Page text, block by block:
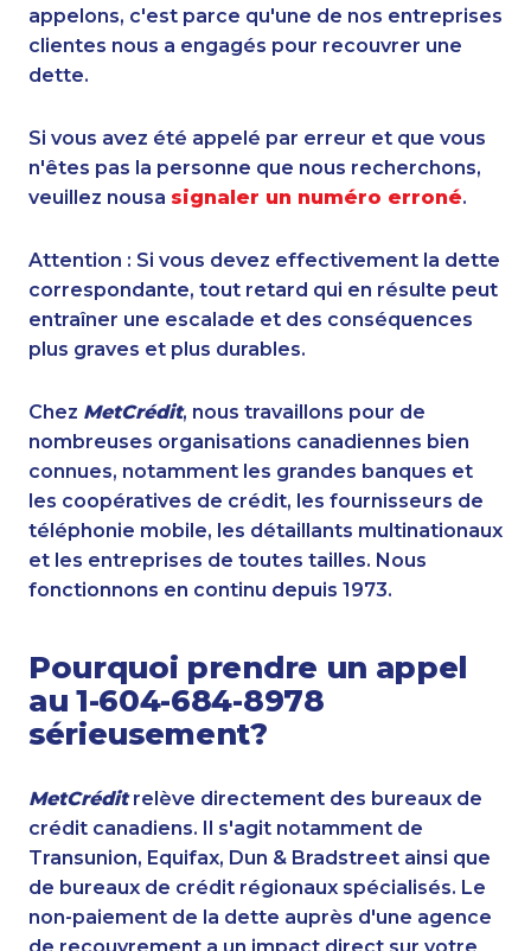
appelons, c'est parce qu'une de nos entreprises
clientes nous a engagés pour recouvrer une
dette.
Si vous avez été appelé par erreur et que vous
n'êtes pas la personne que nous recherchons,
veuillez nousa signaler un numéro erroné.
Attention : Si vous devez effectivement la dette
correspondante, tout retard qui en résulte peut
entraîner une escalade et des conséquences
plus graves et plus durables.
Chez MetCrédit, nous travaillons pour de
nombreuses organisations canadiennes bien
connues, notamment les grandes banques et
les coopératives de crédit, les fournisseurs de
téléphonie mobile, les détaillants multinationaux
et les entreprises de toutes tailles. Nous
fonctionnons en continu depuis 1973.
Pourquoi prendre un appel
au 1-604-684-8978
sérieusement?
MetCréditrelève directement des bureaux de
crédit canadiens. Il s'agit notamment de
Transunion, Equifax, Dun & Bradstreet ainsi que
de bureaux de crédit régionaux spécialisés. Le
non-paiement de la dette auprès d'une agence